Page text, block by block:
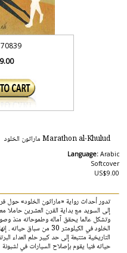
70839
Marathon al-Khulud ماراثون الخلود
Language: Arabic
Softcover
US$9.00
تدور أحداث رواية «ماراثون الخلود» حول
إلى السويد مع بداية القرن العشرين
وتشكل عالما يحقق آماله وطموحاته منذ
الخلود في الكيلومتر 30
التاريخية متتبعة إلى حد كبير حلم العداء
حياته فنيا يقوم بإصلاح السيارات في لشبونة